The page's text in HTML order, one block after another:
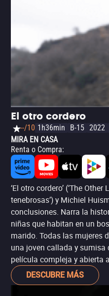
El otro cordero
--/10 1h36min B-15 2022
MIRA EN CASA
Renta o Compra:
‘El otro cordero’ (‘The
tenebrosas’) y Michiel
conclusiones. Narra la
niñas que habitan en un
marido. Todas las mujeres
una joven callada y sumisa
película compleja y abierta
DESCUBRE MÁS